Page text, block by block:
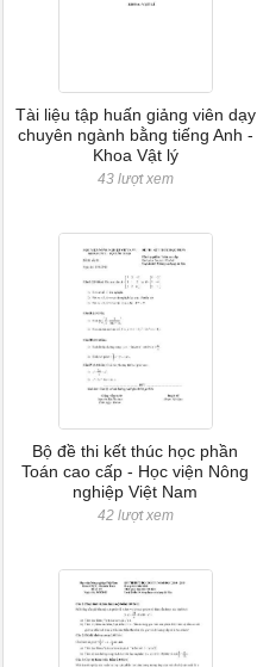
Tài liệu tập huấn giảng viên dạy
chuyên ngành bằng tiếng Anh -
Khoa Vật lý
43 lượt xem
Bộ đề thi kết thúc học phần
Toán cao cấp - Học viện Nông
nghiệp Việt Nam
42 lượt xem